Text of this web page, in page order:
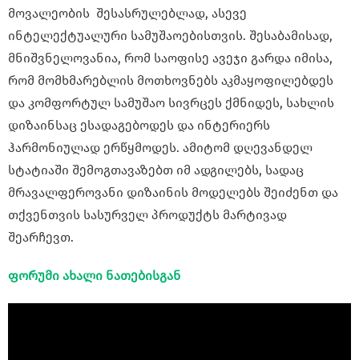
მოვალეობის შესასრულებლად, ასევე
ინტელექტუალური სამუშაოებისთვის. შესაბამისად,
მნიშვნელოვანია, რომ საოფისე ავეჯი გარდა იმისა,
რომ მომხმარებლის მოთხოვნებს აკმაყოფილებდეს
და კომფორტულ სამუშაო სივრცეს ქმნიდეს, სახლის
დიზაინსაც ესადაგებოდეს და ინტერიერს
ჰარმონიულად ერწყმოდეს. ამიტომ დღევანდელ
სტატიაში შემოგთავაზებთ იმ ადგილებს, სადაც
მრავალფეროვანი დიზაინის მოდელებს შეიძენთ და
თქვენთვის სასურველ პროდუქტს მარტივად
შეარჩევთ.
ფორუმი ახალი ნათებისგან